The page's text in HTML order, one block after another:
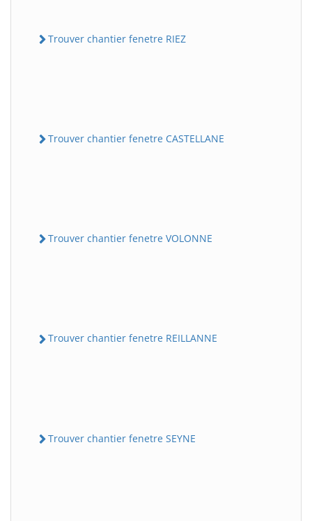
Trouver chantier fenetre RIEZ
Trouver chantier fenetre CASTELLANE
Trouver chantier fenetre VOLONNE
Trouver chantier fenetre REILLANNE
Trouver chantier fenetre SEYNE